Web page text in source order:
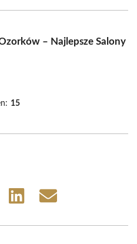
– Najlepsze Salony
15
Share
Share